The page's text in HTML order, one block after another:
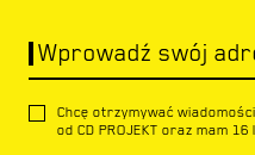
Wprowadź swój
Chcę otrzymywać
od CD PROJEKT oraz mam